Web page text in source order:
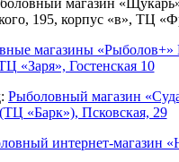
магазин
195, корпус «в», ТЦ
магазины «Рыболов+»
«Заря», Гостенская 10
Рыболовный магазин
«Барк»), Псковская, 29
интернет-магазин